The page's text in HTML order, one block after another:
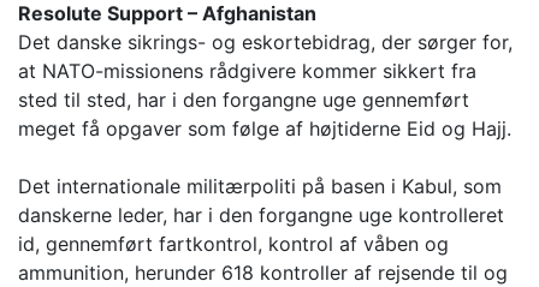
Resolute Support – Afghanistan
Det danske sikrings- og eskortebidrag, der sørger for,
at NATO-missionens rådgivere kommer sikkert fra
sted til sted, har i den forgangne uge gennemført
meget få opgaver som følge af højtiderne Eid og Hajj.
Det internationale militærpoliti på basen i Kabul, som
danskerne leder, har i den forgangne uge kontrolleret
id, gennemført fartkontrol, kontrol af våben og
ammunition, herunder 618 kontroller af rejsende til og